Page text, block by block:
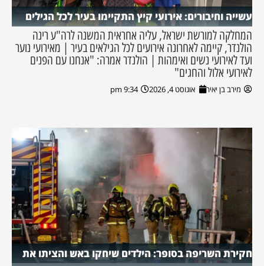
עשייה וחיבורים: אירועי קיץ התקיימו בעיר לכל הגילים
המחלקה למורשת ישראל, עליה אחראית המשנה לרה"ע רינה
הולנדר, קיימה לאחרונה אירועים לכל הגילאים בעיר | מאירועי נוער
ועד לאירועי נשים ואימהות | הולנדר אמרה: "אנחנו עם הפנים
לאירועי אלול והחגים"
מירב בן יאיר אוגוסט 4, 2026 9:34 pm
חקירת השריפה בסופר: הילדים שיחקו באש והציתו את